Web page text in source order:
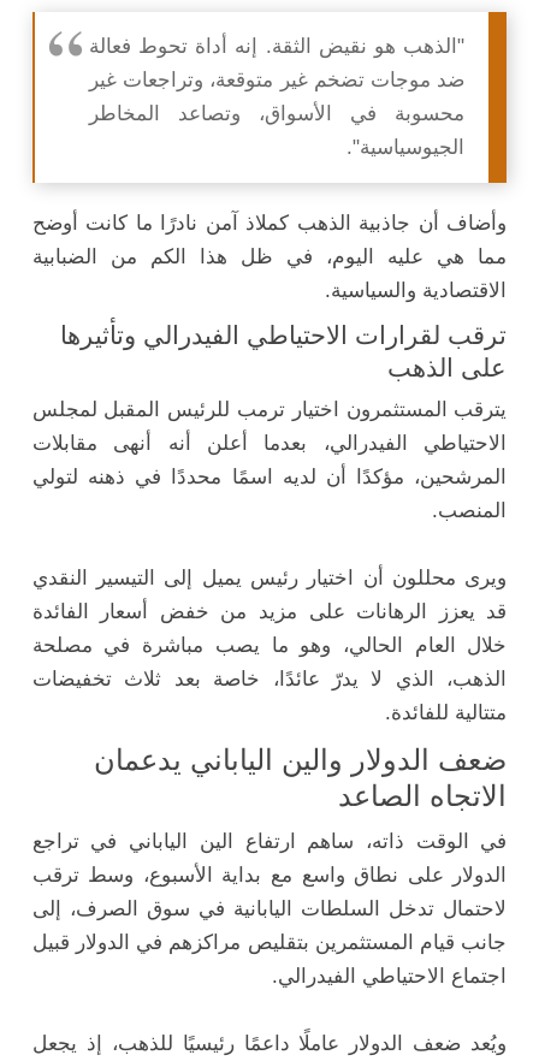
"الذهب هو نقيض الثقة. إنه أداة تحوط فعالة
ضد موجات تضخم غير متوقعة، وتراجعات غير
محسوبة في الأسواق، وتصاعد المخاطر
الجيوسياسية".
وأضاف أن جاذبية الذهب كملاذ آمن نادرًا ما كانت أوضح
مما هي عليه اليوم، في ظل هذا الكم من الضبابية
الاقتصادية والسياسية.
ترقب لقرارات الاحتياطي الفيدرالي وتأثيرها
على الذهب
يترقب المستثمرون اختيار ترمب للرئيس المقبل لمجلس
الاحتياطي الفيدرالي، بعدما أعلن أنه أنهى مقابلات
المرشحين، مؤكدًا أن لديه اسمًا محددًا في ذهنه لتولي
المنصب.
ويرى محللون أن اختيار رئيس يميل إلى التيسير النقدي
قد يعزز الرهانات على مزيد من خفض أسعار الفائدة
خلال العام الحالي، وهو ما يصب مباشرة في مصلحة
الذهب، الذي لا يدرّ عائدًا، خاصة بعد ثلاث تخفيضات
متتالية للفائدة.
ضعف الدولار والين الياباني يدعمان
الاتجاه الصاعد
في الوقت ذاته، ساهم ارتفاع الين الياباني في تراجع
الدولار على نطاق واسع مع بداية الأسبوع، وسط ترقب
لاحتمال تدخل السلطات اليابانية في سوق الصرف، إلى
جانب قيام المستثمرين بتقليص مراكزهم في الدولار قبيل
اجتماع الاحتياطي الفيدرالي.
ويُعد ضعف الدولار عاملًا داعمًا رئيسيًا للذهب، إذ يجعل